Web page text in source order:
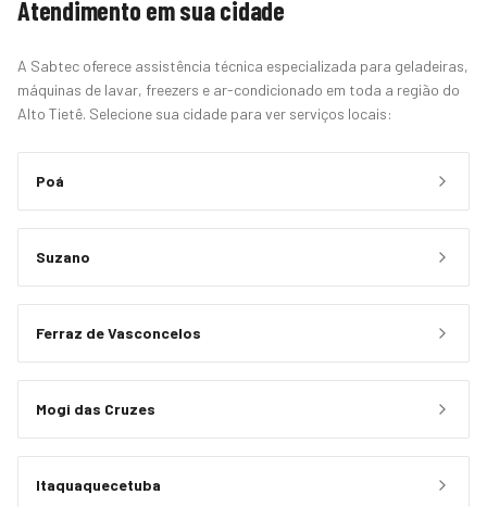
Atendimento em sua cidade
A Sabtec oferece assistência técnica especializada para geladeiras,
máquinas de lavar, freezers e ar-condicionado em toda a região do
Alto Tietê. Selecione sua cidade para ver serviços locais:
Poá
Suzano
Ferraz de Vasconcelos
Mogi das Cruzes
Itaquaquecetuba